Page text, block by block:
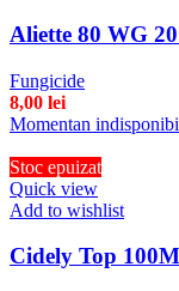
Aliette 80 WG
Fungicide
8,00 lei
Momentan
Stoc epuizat
Quick view
Add to wishlist
Cidely Top